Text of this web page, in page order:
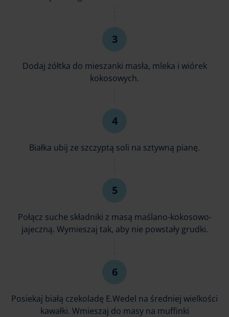
Dodaj żółtka do mieszanki masła, mleka i wiórek
kokosowych.
Białka ubij ze szczyptą soli na sztywną pianę.
Połącz suche składniki z masą maślano-kokosowo-
jajeczną. Wymieszaj tak, aby nie powstały grudki.
Posiekaj białą czekoladę E.Wedel na średniej wielkości
kawałki. Wmieszaj do masy na muffinki